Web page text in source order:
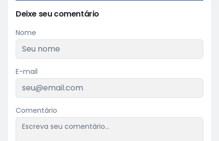
Deixe seu comentário
Nome
E-mail
Comentário